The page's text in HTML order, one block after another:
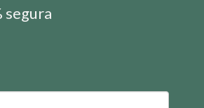
segura